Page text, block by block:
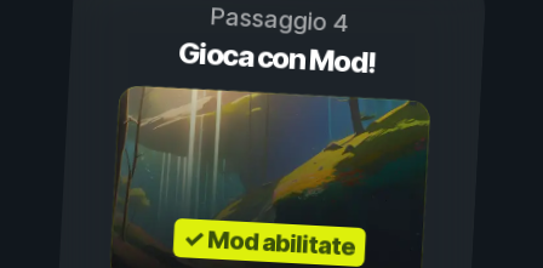
Passaggio 4
Gioca con Mod!
✓ Mod abilitate